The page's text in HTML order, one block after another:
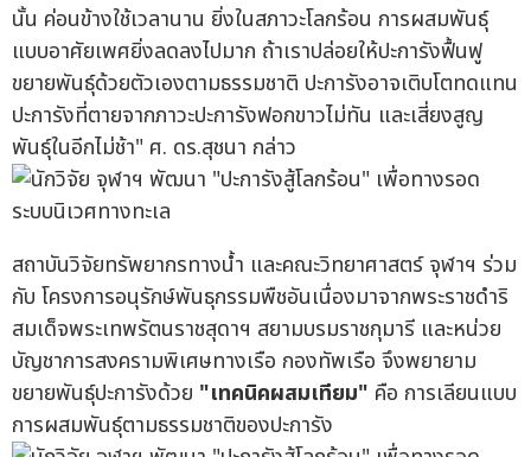
นั้น ค่อนข้างใช้เวลานาน ยิ่งในสภาวะโลกร้อน การผสมพันธุ์
แบบอาศัยเพศยิ่งลดลงไปมาก ถ้าเราปล่อยให้ปะการังฟื้นฟู
ขยายพันธุ์ด้วยตัวเองตามธรรมชาติ ปะการังอาจเติบโตทดแทน
ปะการังที่ตายจากภาวะปะการังฟอกขาวไม่ทัน และเสี่ยงสูญ
พันธุ์ในอีกไม่ช้า" ศ. ดร.สุชนา กล่าว
สถาบันวิจัยทรัพยากรทางน้ำ และคณะวิทยาศาสตร์ จุฬาฯ ร่วม
กับ โครงการอนุรักษ์พันธุกรรมพืชอันเนื่องมาจากพระราชดำริ
สมเด็จพระเทพรัตนราชสุดาฯ สยามบรมราชกุมารี และหน่วย
บัญชาการสงครามพิเศษทางเรือ กองทัพเรือ จึงพยายาม
ขยายพันธุ์ปะการังด้วย "เทคนิคผสมเทียม" คือ การเลียนแบบ
การผสมพันธุ์ตามธรรมชาติของปะการัง